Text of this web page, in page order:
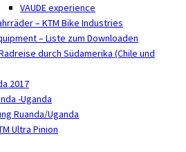
VAUDE experience
– KTM Bike Industries
– Liste zum Downloaden
durch Südamerika (Chile und
2017
-Uganda
Ruanda/Uganda
Ultra Pinion